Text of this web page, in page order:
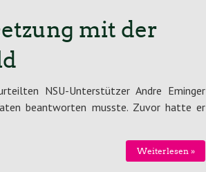
mit der
NSU-Unterstützer Andre Eminger
beantworten musste. Zuvor hatte er
Weiterlesen »